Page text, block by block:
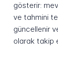
gösterir:
ve tahmini
güncellenir
olarak takip